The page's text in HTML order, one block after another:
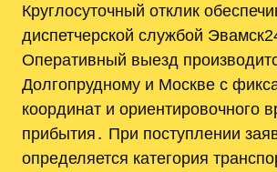
Круглосуточный отклик
диспетчерской службой
Оперативный выезд
Долгопрудному и Москве с
координат и ориентировочного
прибытия․ При поступлении
определяется категория